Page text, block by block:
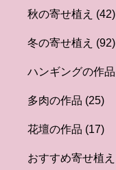
秋の寄せ植え (42)
冬の寄せ植え (92)
ハンギングの作品
多肉の作品 (25)
花壇の作品 (17)
おすすめ寄せ植え